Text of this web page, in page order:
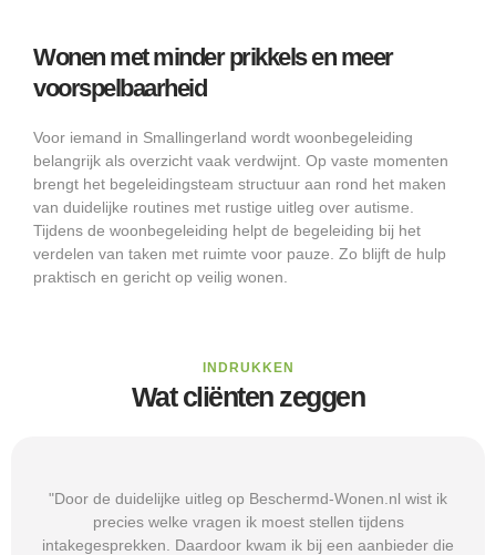
Wonen met minder prikkels en meer
voorspelbaarheid
Voor iemand in Smallingerland wordt woonbegeleiding
belangrijk als overzicht vaak verdwijnt. Op vaste momenten
brengt het begeleidingsteam structuur aan rond het maken
van duidelijke routines met rustige uitleg over autisme.
Tijdens de woonbegeleiding helpt de begeleiding bij het
verdelen van taken met ruimte voor pauze. Zo blijft de hulp
praktisch en gericht op veilig wonen.
INDRUKKEN
Wat cliënten zeggen
"Door de duidelijke uitleg op Beschermd-Wonen.nl wist ik
precies welke vragen ik moest stellen tijdens
intakegesprekken. Daardoor kwam ik bij een aanbieder die